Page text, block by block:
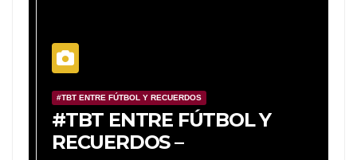
#TBT ENTRE FÚTBOL Y RECUERDOS
#TBT ENTRE FÚTBOL Y
RECUERDOS –